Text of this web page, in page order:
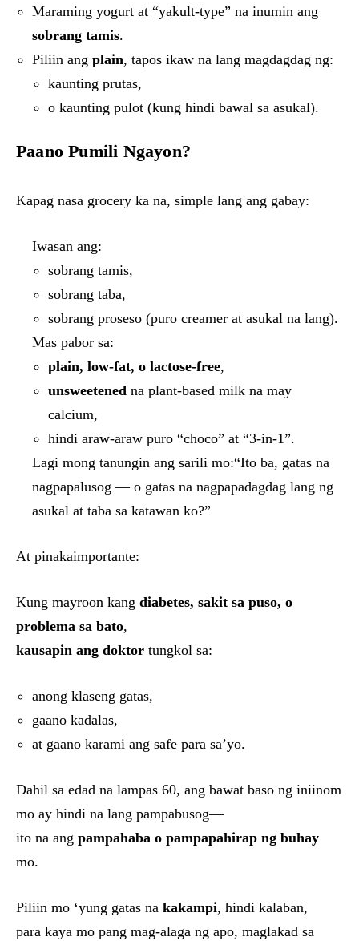
Maraming yogurt at “yakult-type” na inumin ang
sobrang tamis.
Piliin ang plain, tapos ikaw na lang magdagdag ng:
kaunting prutas,
o kaunting pulot (kung hindi bawal sa asukal).
Paano Pumili Ngayon?
Kapag nasa grocery ka na, simple lang ang gabay:
Iwasan ang:
sobrang tamis,
sobrang taba,
sobrang proseso (puro creamer at asukal na lang).
Mas pabor sa:
plain, low-fat, o lactose-free,
unsweetened na plant-based milk na may
calcium,
hindi araw-araw puro “choco” at “3-in-1”.
Lagi mong tanungin ang sarili mo:“Ito ba, gatas na
nagpapalusog — o gatas na nagpapadagdag lang ng
asukal at taba sa katawan ko?”
At pinakaimportante:
Kung mayroon kang diabetes, sakit sa puso, o
problema sa bato,
kausapin ang doktor tungkol sa:
anong klaseng gatas,
gaano kadalas,
at gaano karami ang safe para sa’yo.
Dahil sa edad na lampas 60, ang bawat baso ng iniinom
mo ay hindi na lang pampabusog—
ito na ang pampahaba o pampapahirap ng buhay
mo.
Piliin mo ‘yung gatas na kakampi, hindi kalaban,
para kaya mo pang mag-alaga ng apo, maglakad sa